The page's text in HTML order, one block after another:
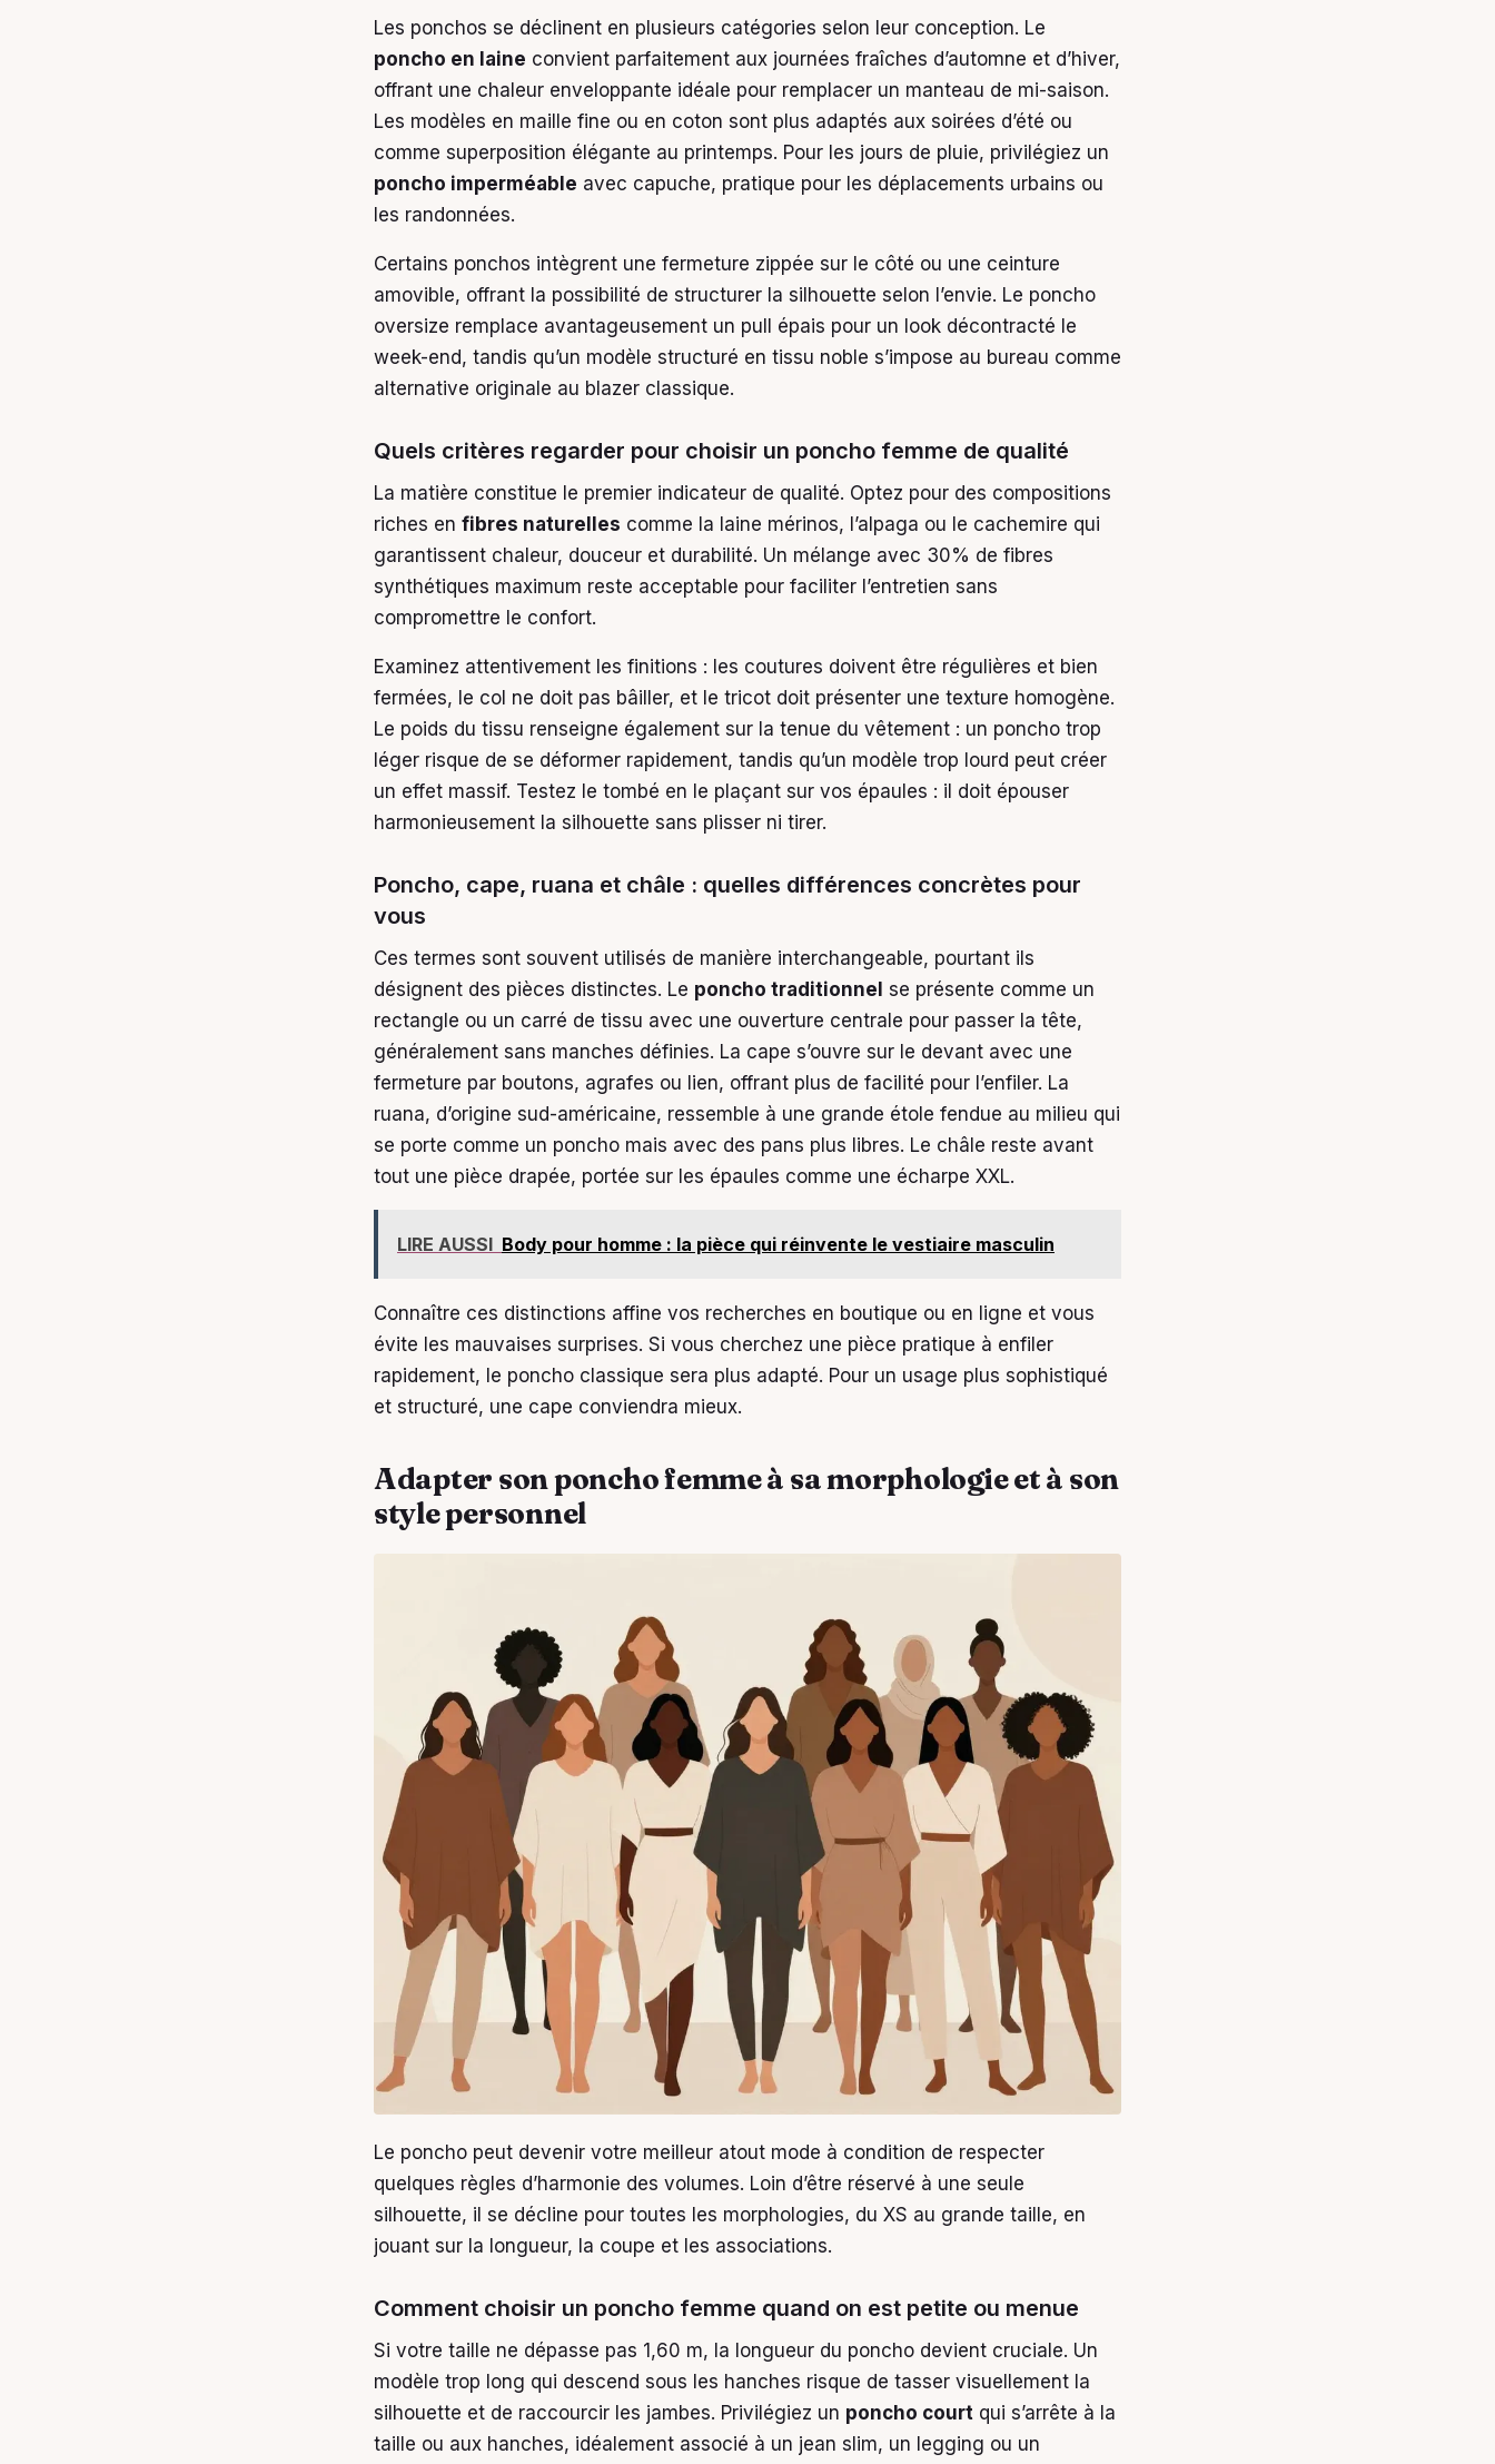
Les ponchos se déclinent en plusieurs catégories selon leur conception. Le
poncho en laine convient parfaitement aux journées fraîches d’automne et d’hiver,
offrant une chaleur enveloppante idéale pour remplacer un manteau de mi-saison.
Les modèles en maille fine ou en coton sont plus adaptés aux soirées d’été ou
comme superposition élégante au printemps. Pour les jours de pluie, privilégiez un
poncho imperméable avec capuche, pratique pour les déplacements urbains ou
les randonnées.
Certains ponchos intègrent une fermeture zippée sur le côté ou une ceinture
amovible, offrant la possibilité de structurer la silhouette selon l’envie. Le poncho
oversize remplace avantageusement un pull épais pour un look décontracté le
week-end, tandis qu’un modèle structuré en tissu noble s’impose au bureau comme
alternative originale au blazer classique.
Quels critères regarder pour choisir un poncho femme de qualité
La matière constitue le premier indicateur de qualité. Optez pour des compositions
riches en fibres naturelles comme la laine mérinos, l’alpaga ou le cachemire qui
garantissent chaleur, douceur et durabilité. Un mélange avec 30% de fibres
synthétiques maximum reste acceptable pour faciliter l’entretien sans
compromettre le confort.
Examinez attentivement les finitions : les coutures doivent être régulières et bien
fermées, le col ne doit pas bâiller, et le tricot doit présenter une texture homogène.
Le poids du tissu renseigne également sur la tenue du vêtement : un poncho trop
léger risque de se déformer rapidement, tandis qu’un modèle trop lourd peut créer
un effet massif. Testez le tombé en le plaçant sur vos épaules : il doit épouser
harmonieusement la silhouette sans plisser ni tirer.
Poncho, cape, ruana et châle : quelles différences concrètes pour
vous
Ces termes sont souvent utilisés de manière interchangeable, pourtant ils
désignent des pièces distinctes. Le poncho traditionnel se présente comme un
rectangle ou un carré de tissu avec une ouverture centrale pour passer la tête,
généralement sans manches définies. La cape s’ouvre sur le devant avec une
fermeture par boutons, agrafes ou lien, offrant plus de facilité pour l’enfiler. La
ruana, d’origine sud-américaine, ressemble à une grande étole fendue au milieu qui
se porte comme un poncho mais avec des pans plus libres. Le châle reste avant
tout une pièce drapée, portée sur les épaules comme une écharpe XXL.
LIRE AUSSI Body pour homme : la pièce qui réinvente le vestiaire masculin
Connaître ces distinctions affine vos recherches en boutique ou en ligne et vous
évite les mauvaises surprises. Si vous cherchez une pièce pratique à enfiler
rapidement, le poncho classique sera plus adapté. Pour un usage plus sophistiqué
et structuré, une cape conviendra mieux.
Adapter son poncho femme à sa morphologie et à son
style personnel
Le poncho peut devenir votre meilleur atout mode à condition de respecter
quelques règles d’harmonie des volumes. Loin d’être réservé à une seule
silhouette, il se décline pour toutes les morphologies, du XS au grande taille, en
jouant sur la longueur, la coupe et les associations.
Comment choisir un poncho femme quand on est petite ou menue
Si votre taille ne dépasse pas 1,60 m, la longueur du poncho devient cruciale. Un
modèle trop long qui descend sous les hanches risque de tasser visuellement la
silhouette et de raccourcir les jambes. Privilégiez un poncho court qui s’arrête à la
taille ou aux hanches, idéalement associé à un jean slim, un legging ou un